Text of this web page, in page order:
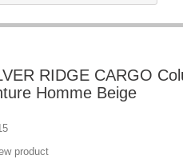
RIDGE CARGO
Homme Beige
product